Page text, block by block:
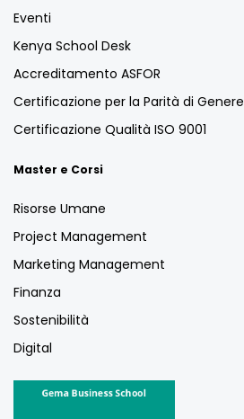
Eventi
Kenya School Desk
Accreditamento ASFOR
Certificazione per la Parità di Genere
Certificazione Qualità ISO 9001
Master e Corsi
Risorse Umane
Project Management
Marketing Management
Finanza
Sostenibilità
Digital